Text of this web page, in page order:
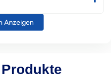
Anzeigen